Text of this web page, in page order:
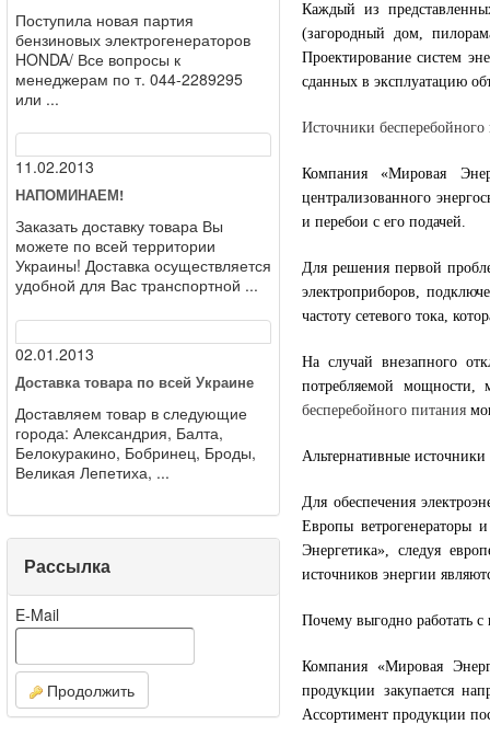
Поступила новая партия
бензиновых электрогенераторов
HONDA/ Все вопросы к
менеджерам по т. 044-2289295
или ...
11.02.2013
НАПОМИНАЕМ!
Заказать доставку товара Вы
можете по всей территории
Украины! Доставка осуществляется
удобной для Вас транспортной ...
02.01.2013
Доставка товара по всей Украине
Доставляем товар в следующие
города: Александрия, Балта,
Белокуракино, Бобринец, Броды,
Великая Лепетиха, ...
Рассылка
E-Mail
Продолжить
Каждый из
(загородный дом,
Проектирование систем
сданных в эксплуатацию
Источники бесперебойного
Компания «Мировая
централизованного
и перебои с его подачей.
Для решения первой
электроприборов,
частоту сетевого тока,
На случай внезапного
потребляемой
бесперебойного питания
Альтернативные источники
Для обеспечения
Европы ветрогенераторы
Энергетика», следуя
источников энергии
Почему выгодно работать с
Компания «Мировая
продукции закупается
Ассортимент продукции